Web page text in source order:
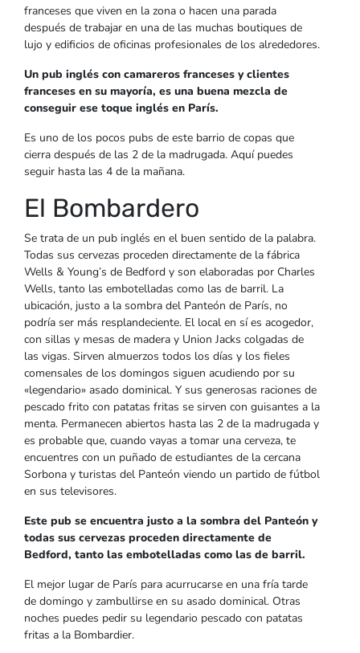
franceses que viven en la zona o hacen una parada
después de trabajar en una de las muchas boutiques de
lujo y edificios de oficinas profesionales de los alrededores.
Un pub inglés con camareros franceses y clientes
franceses en su mayoría, es una buena mezcla de
conseguir ese toque inglés en París.
Es uno de los pocos pubs de este barrio de copas que
cierra después de las 2 de la madrugada. Aquí puedes
seguir hasta las 4 de la mañana.
El Bombardero
Se trata de un pub inglés en el buen sentido de la palabra.
Todas sus cervezas proceden directamente de la fábrica
Wells & Young’s de Bedford y son elaboradas por Charles
Wells, tanto las embotelladas como las de barril. La
ubicación, justo a la sombra del Panteón de París, no
podría ser más resplandeciente. El local en sí es acogedor,
con sillas y mesas de madera y Union Jacks colgadas de
las vigas. Sirven almuerzos todos los días y los fieles
comensales de los domingos siguen acudiendo por su
«legendario» asado dominical. Y sus generosas raciones de
pescado frito con patatas fritas se sirven con guisantes a la
menta. Permanecen abiertos hasta las 2 de la madrugada y
es probable que, cuando vayas a tomar una cerveza, te
encuentres con un puñado de estudiantes de la cercana
Sorbona y turistas del Panteón viendo un partido de fútbol
en sus televisores.
Este pub se encuentra justo a la sombra del Panteón y
todas sus cervezas proceden directamente de
Bedford, tanto las embotelladas como las de barril.
El mejor lugar de París para acurrucarse en una fría tarde
de domingo y zambullirse en su asado dominical. Otras
noches puedes pedir su legendario pescado con patatas
fritas a la Bombardier.